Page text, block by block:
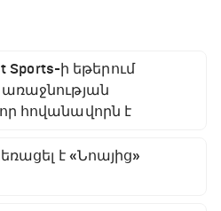
ի եթերում
հովանավորն է
է «Նոայից»